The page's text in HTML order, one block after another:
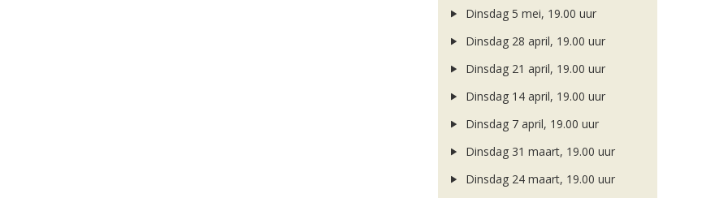
Dinsdag 5 mei, 19.00 uur
Dinsdag 28 april, 19.00 uur
Dinsdag 21 april, 19.00 uur
Dinsdag 14 april, 19.00 uur
Dinsdag 7 april, 19.00 uur
Dinsdag 31 maart, 19.00 uur
Dinsdag 24 maart, 19.00 uur